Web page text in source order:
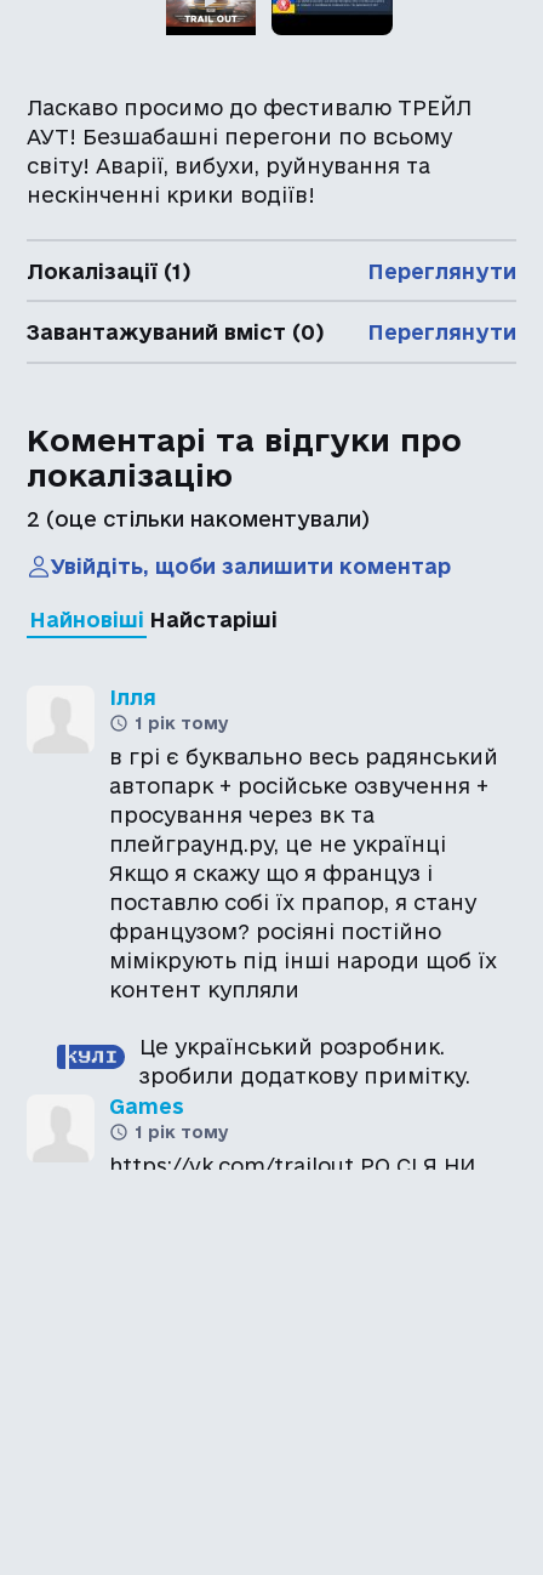
Ласкаво просимо до фестивалю ТРЕЙЛ
АУТ! Безшабашні перегони по всьому
світу! Аварії, вибухи, руйнування та
нескінченні крики водіїв!
Локалізації (1) Переглянути
Завантажуваний вміст (0) Переглянути
Коментарі та відгуки про
локалізацію
2 (оце стільки накоментували)
Увійдіть, щоби залишити коментар
Найновіші Найстаріші
Ілля
1 рік тому
в грі є буквально весь радянський
автопарк + російське озвучення +
просування через вк та
плейграунд.ру, це не українці
Якщо я скажу що я француз і
поставлю собі їх прапор, я стану
французом? росіяні постійно
мімікрують під інші народи щоб їх
контент купляли
Це український розробник.
зробили додаткову примітку.
Games
1 рік тому
https://vk.com/trailout РО СІ Я НИ